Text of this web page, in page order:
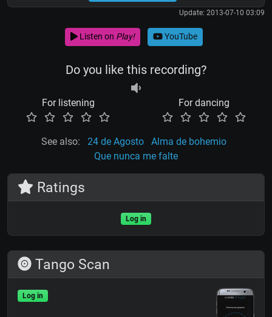
Update: 2013-07-10 03:09
Listen on Play! YouTube
Do you like this recording?
For listening For dancing
See also: 24 de Agosto
Alma de bohemio
Que nunca me falte
Ratings
Log in
Tango Scan
Log in